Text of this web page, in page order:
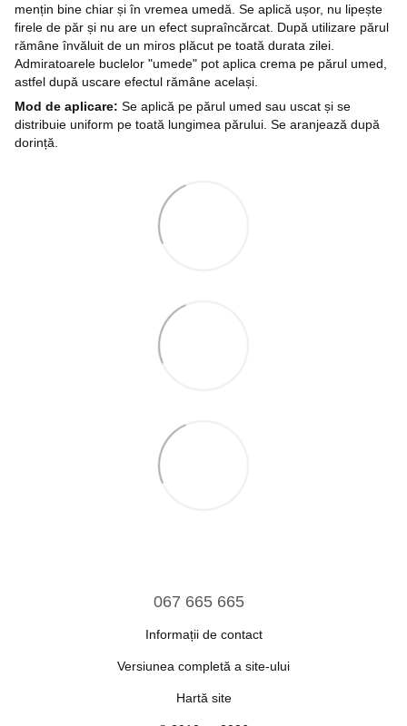
mențin bine chiar și în vremea umedă. Se aplică ușor, nu lipește
firele de păr și nu are un efect supraîncărcat. După utilizare părul
rămâne învăluit de un miros plăcut pe toată durata zilei.
Admiratoarele buclelor "umede" pot aplica crema pe părul umed,
astfel după uscare efectul rămâne același.
Mod de aplicare: Se aplică pe părul umed sau uscat și se
distribuie uniform pe toată lungimea părului. Se aranjează după
dorință.
067 665 665
Informații de contact
Versiunea completă a site-ului
Hartă site